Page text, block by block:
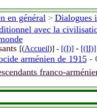
en général > Dialogues
avec la
[(Accueil)] - [(I)] - [(II)]
arménien de 1915-
franco-armé